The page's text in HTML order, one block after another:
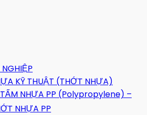
KỸ THUẬT (THỚT NHỰA)
NHỰA PP (Polypropylene) –
NHỰA PP